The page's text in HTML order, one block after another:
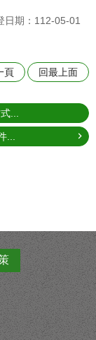
日期：112-05-01
頁 回最上面
...
...